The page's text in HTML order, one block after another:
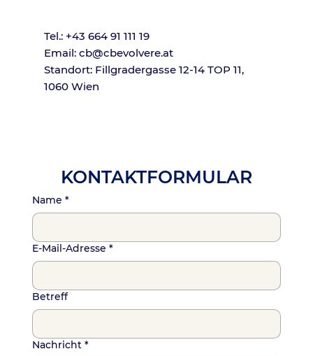
KONTAKTFORMULAR
Name *
E-Mail-Adresse *
Betreff
Nachricht *
Tel.: +43 664 91 111 19
Email: cb@cbevolvere.at
Standort: Fillgradergasse 12-14 TOP 11,
1060 Wien